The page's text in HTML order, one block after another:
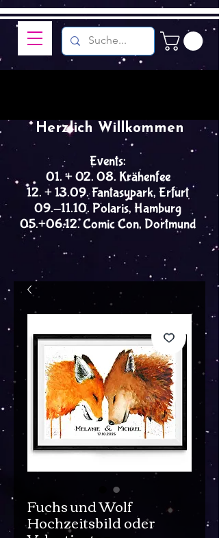
Events:
01. + 02. 08. Krähenfee
12. + 13.09. Fantasypark, Erfurt
09.-11.10. Polaris, Hamburg
05.+06.12. Comic Con, Dortmund
Herzlich Willkommen
Fuchs und Wolf
Hochzeitsbild oder